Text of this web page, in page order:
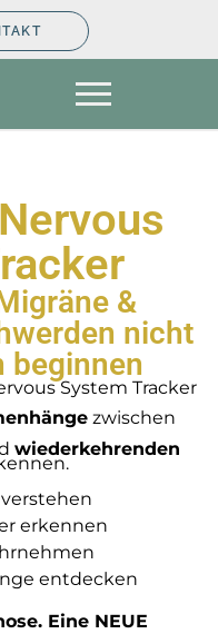
&
nicht
beginnen
System Tracker
zwischen
wiederkehrenden
erkennen
entdecken
Eine NEUE